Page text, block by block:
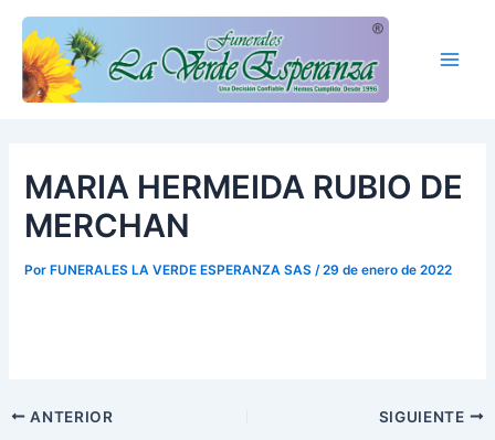
contenido
MARIA HERMEIDA RUBIO DE
MERCHAN
Por FUNERALES LA VERDE ESPERANZA SAS/29 de enero de 2022
ANTERIOR SIGUIENTE